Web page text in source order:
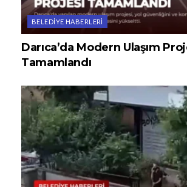
BELEDIYE HABERLERI
Darıca’da Modern Ulaşım
Tamamlandı